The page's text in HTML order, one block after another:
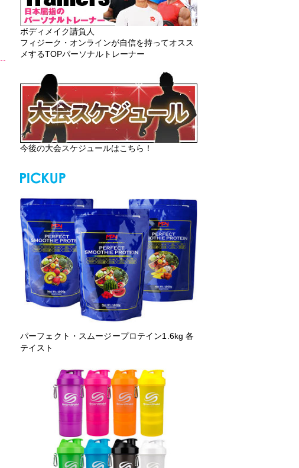
ボディメイク請負人
フィジーク・オンラインが自信を持ってオスス
メするTOPパーソナルトレーナー
今後の大会スケジュールはこちら！
パーフェクト・スムージープロテイン1.6kg 各
テイスト